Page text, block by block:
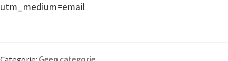
utm_medium=email